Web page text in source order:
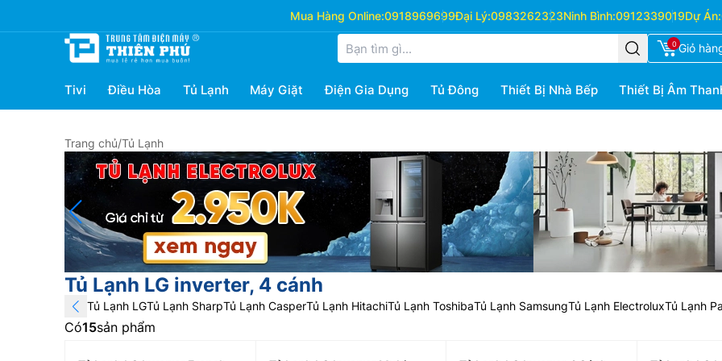
Mua Hàng Online:0918969699Đại Lý:0983262323Ninh Bình:0912339019Dự Án:
0 Giỏ
Tivi Điều Hòa Tủ Lạnh Máy Giặt Điện Gia Dụng Tủ Đông Thiết Bị Nhà Bếp Thiết Bị Âm
Trang chủ/Tủ Lạnh
Tủ Lạnh LG inverter, 4 cánh
Tủ Lạnh LGTủ Lạnh SharpTủ Lạnh CasperTủ Lạnh HitachiTủ Lạnh ToshibaTủ Lạnh SamsungTủ Lạnh ElectroluxTủ Lạnh
Có15sản phẩm